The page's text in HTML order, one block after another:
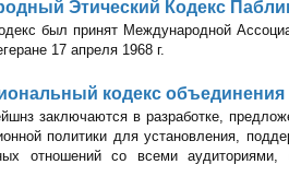
Этический Кодекс
был принят Международной
17 апреля 1968 г.
кодекс объединения
заключаются в разработке,
политики для установления,
отношений со всеми